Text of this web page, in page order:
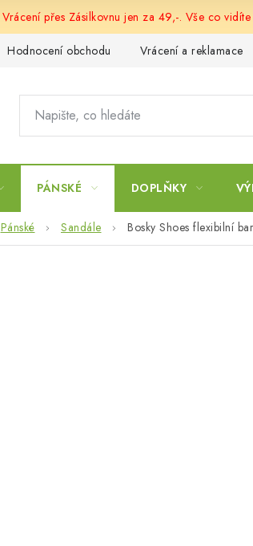
Vrácení přes Zásilkovnu jen za 49,-. Vše co
Hodnocení obchodu Vrácení a reklamace
PÁNSKÉ DOPLŇKY
Pánské Sandále Bosky Shoes flexibilní